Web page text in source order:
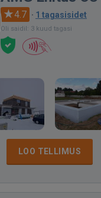
4.7 · 1 tagasisidet
Oli saidil: 3 kuud tagasi
LOO TELLIMUS